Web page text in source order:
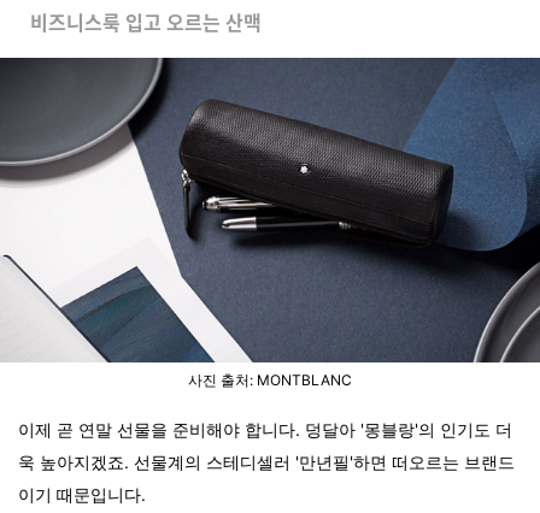
비즈니스룩 입고 오르는 산맥
사진 출처: MONTBLANC
이제 곧 연말 선물을 준비해야 합니다. 덩달아 '몽블랑'의 인기도 더
욱 높아지겠죠. 선물계의 스테디셀러 '만년필'하면 떠오르는 브랜드
이기 때문입니다.